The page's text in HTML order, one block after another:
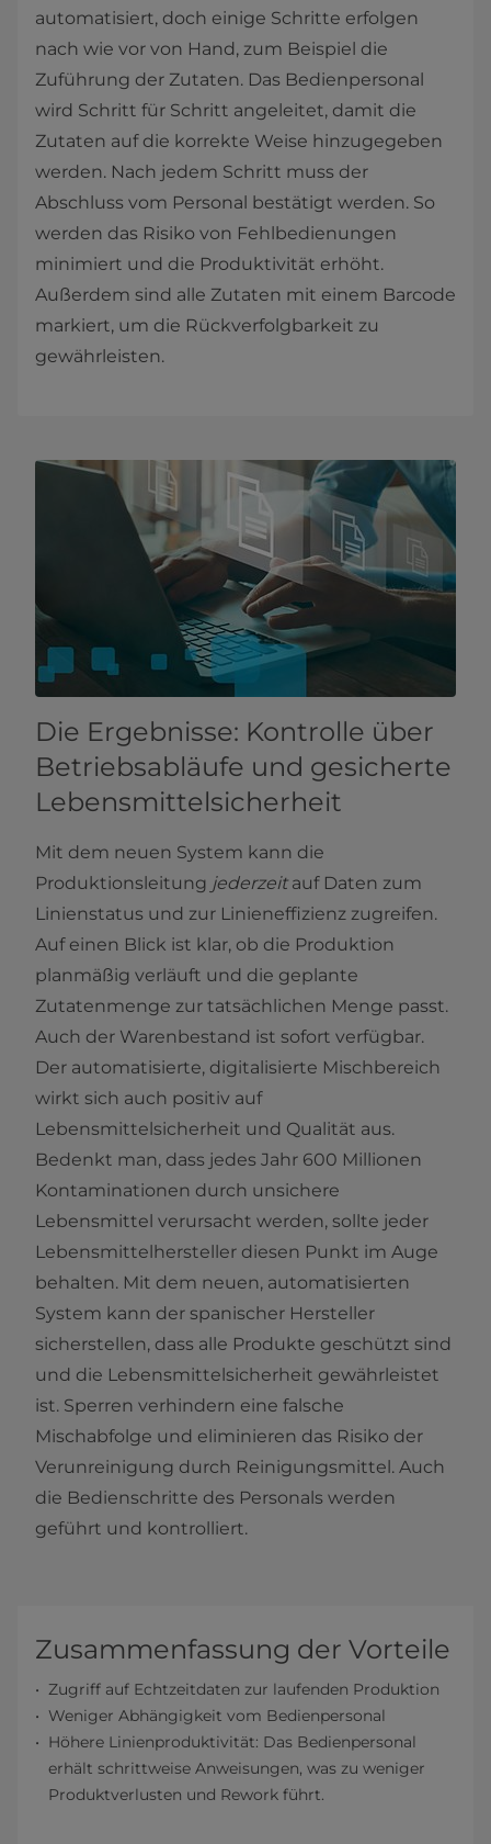
automatisiert, doch einige Schritte erfolgen
nach wie vor von Hand, zum Beispiel die
Zuführung der Zutaten. Das Bedienpersonal
wird Schritt für Schritt angeleitet, damit die
Zutaten auf die korrekte Weise hinzugegeben
werden. Nach jedem Schritt muss der
Abschluss vom Personal bestätigt werden. So
werden das Risiko von Fehlbedienungen
minimiert und die Produktivität erhöht.
Außerdem sind alle Zutaten mit einem Barcode
markiert, um die Rückverfolgbarkeit zu
gewährleisten.
Die Ergebnisse: Kontrolle über
Betriebsabläufe und gesicherte
Lebensmittelsicherheit
Mit dem neuen System kann die
Produktionsleitung jederzeitauf Daten zum
Linienstatus und zur Linieneffizienz zugreifen.
Auf einen Blick ist klar, ob die Produktion
planmäßig verläuft und die geplante
Zutatenmenge zur tatsächlichen Menge passt.
Auch der Warenbestand ist sofort verfügbar.
Der automatisierte, digitalisierte Mischbereich
wirkt sich auch positiv auf
Lebensmittelsicherheit und Qualität aus.
Bedenkt man, dass jedes Jahr 600 Millionen
Kontaminationen durch unsichere
Lebensmittel verursacht werden, sollte jeder
Lebensmittelhersteller diesen Punkt im Auge
behalten. Mit dem neuen, automatisierten
System kann der spanischer Hersteller
sicherstellen, dass alle Produkte geschützt sind
und die Lebensmittelsicherheit gewährleistet
ist. Sperren verhindern eine falsche
Mischabfolge und eliminieren das Risiko der
Verunreinigung durch Reinigungsmittel. Auch
die Bedienschritte des Personals werden
geführt und kontrolliert.
Zusammenfassung der Vorteile
Zugriff auf Echtzeitdaten zur laufenden Produktion
Weniger Abhängigkeit vom Bedienpersonal
Höhere Linienproduktivität: Das Bedienpersonal
erhält schrittweise Anweisungen, was zu weniger
Produktverlusten und Rework führt.